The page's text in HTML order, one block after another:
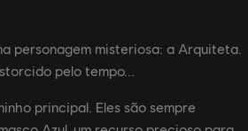
personagem misteriosa: a Arquiteta.
pelo tempo...
principal. Eles são sempre